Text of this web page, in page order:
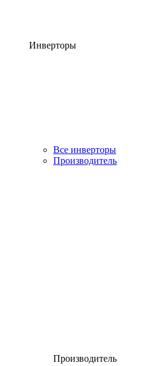
Инверторы
Все инверторы
Производитель
Производитель